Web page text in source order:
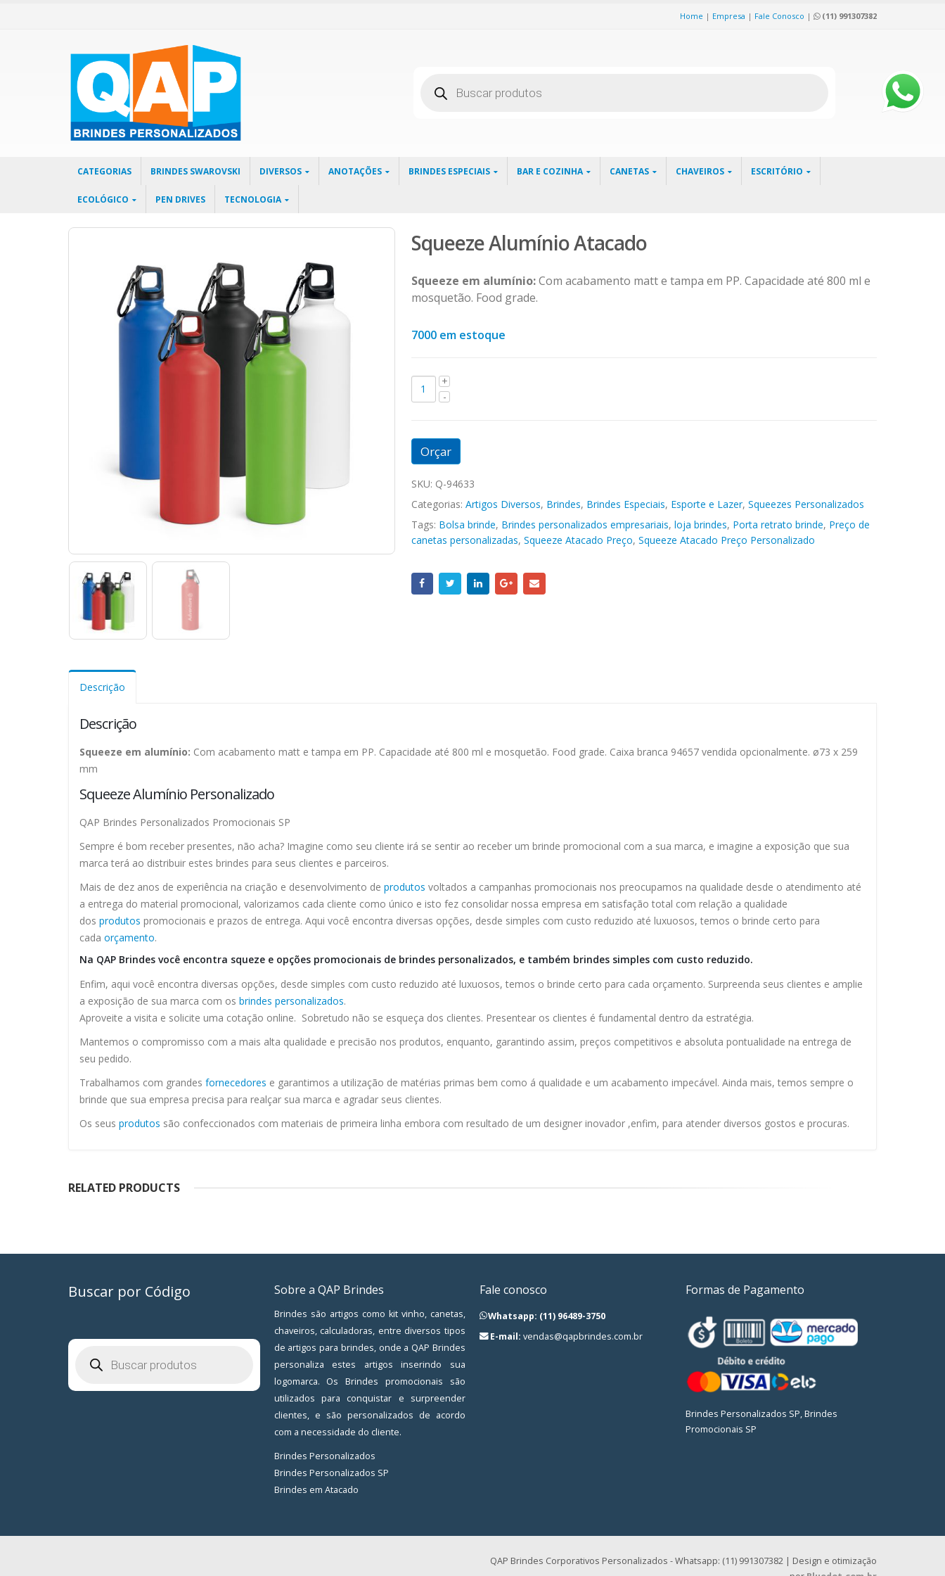
Home | Empresa | Fale Conosco | (11) 991307382
produtos
CATEGORIAS BRINDES SWAROVSKI DIVERSOS ANOTAÇÕES BRINDES ESPECIAIS BAR E COZINHA CANETAS CHAVEIROS ESCRITÓRIO
ECOLÓGICO PEN DRIVES TECNOLOGIA
Squeeze Alumínio Atacado
Squeeze em alumínio:Com acabamento matt e tampa em PP. Capacidade até 800 ml e
mosquetão. Food grade.
7000 em estoque
Orçar
SKU: Q-94633
Categorias: Artigos Diversos, Brindes, Brindes Especiais, Esporte e Lazer, Squeezes Personalizados
Tags: Bolsa brinde, Brindes personalizados empresariais, loja brindes, Porta retrato brinde, Preço de
canetas personalizadas, Squeeze Atacado Preço, Squeeze Atacado Preço Personalizado
Descrição
Descrição
Squeeze em alumínio: Com acabamento matt e tampa em PP. Capacidade até 800 ml e mosquetão. Food grade. Caixa branca 94657 vendida opcionalmente. ø73 x 259
mm
Squeeze Alumínio Personalizado
QAP Brindes Personalizados Promocionais SP
Sempre é bom receber presentes, não acha? Imagine como seu cliente irá se sentir ao receber um brinde promocional com a sua marca, e imagine a exposição que sua
marca terá ao distribuir estes brindes para seus clientes e parceiros.
Mais de dez anos de experiência na criação e desenvolvimento de produtos voltados a campanhas promocionais nos preocupamos na qualidade desde o atendimento até
a entrega do material promocional, valorizamos cada cliente como único e isto fez consolidar nossa empresa em satisfação total com relação a qualidade
dos produtos promocionais e prazos de entrega. Aqui você encontra diversas opções, desde simples com custo reduzido até luxuosos, temos o brinde certo para
cada orçamento.
Na QAP Brindes você encontra squeze e opções promocionais de brindes personalizados, e também brindes simples com custo reduzido.
Enfim, aqui você encontra diversas opções, desde simples com custo reduzido até luxuosos, temos o brinde certo para cada orçamento. Surpreenda seus clientes e amplie
a exposição de sua marca com os brindes personalizados.
Aproveite a visita e solicite uma cotação online. Sobretudo não se esqueça dos clientes. Presentear os clientes é fundamental dentro da estratégia.
Mantemos o compromisso com a mais alta qualidade e precisão nos produtos, enquanto, garantindo assim, preços competitivos e absoluta pontualidade na entrega de
seu pedido.
Trabalhamos com grandes fornecedores e garantimos a utilização de matérias primas bem como á qualidade e um acabamento impecável. Ainda mais, temos sempre o
brinde que sua empresa precisa para realçar sua marca e agradar seus clientes.
Os seus produtos são confeccionados com materiais de primeira linha embora com resultado de um designer inovador ,enfim, para atender diversos gostos e procuras.
RELATED PRODUCTS
Buscar por Código
produtos
Sobre a QAP Brindes
Brindes são artigos como kit vinho, canetas,
chaveiros, calculadoras, entre diversos tipos
de artigos para brindes, onde a QAP Brindes
personaliza estes artigos inserindo sua
logomarca. Os Brindes promocionais são
utilizados para conquistar e surpreender
clientes, e são personalizados de acordo
com a necessidade do cliente.
Brindes Personalizados
Brindes Personalizados SP
Brindes em Atacado
Fale conosco
Whatsapp: (11) 96489-3750
E-mail: vendas@qapbrindes.com.br
Formas de Pagamento
Brindes Personalizados SP, Brindes
Promocionais SP
QAP Brindes Corporativos Personalizados - Whatsapp: (11) 991307382 | Design e otimização